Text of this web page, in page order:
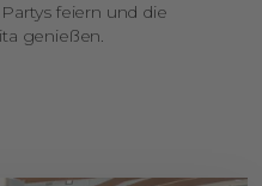
feiern und die
genießen.